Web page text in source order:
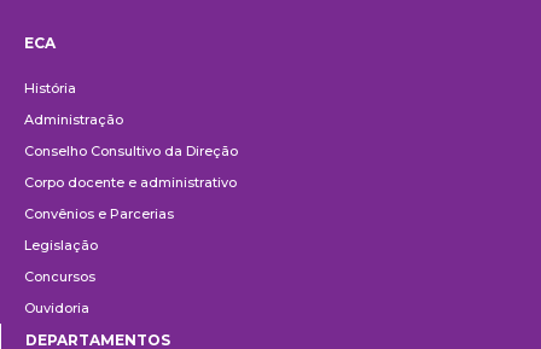
ECA
História
Administração
Conselho Consultivo da Direção
Corpo docente e administrativo
Convênios e Parcerias
Legislação
Concursos
Ouvidoria
DEPARTAMENTOS